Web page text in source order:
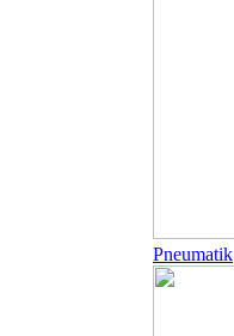
Pneumatik